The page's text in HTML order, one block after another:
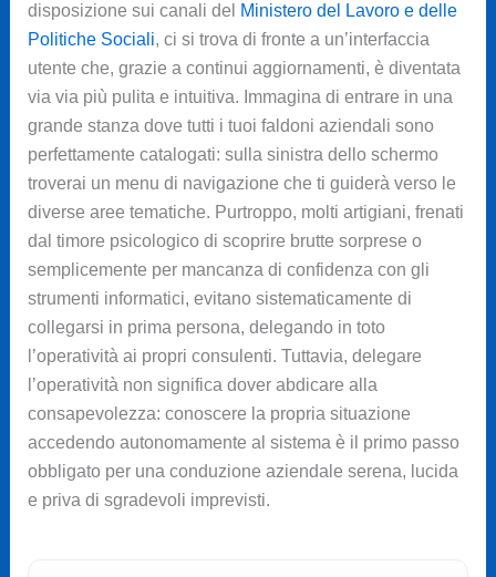
disposizione sui canali del
Ministero del Lavoro e delle
Politiche Sociali, ci si trova di fronte a un’interfaccia
utente che, grazie a continui aggiornamenti, è diventata
via via più pulita e intuitiva. Immagina di entrare in una
grande stanza dove tutti i tuoi faldoni aziendali sono
perfettamente catalogati: sulla sinistra dello schermo
troverai un menu di navigazione che ti guiderà verso le
diverse aree tematiche. Purtroppo, molti artigiani, frenati
dal timore psicologico di scoprire brutte sorprese o
semplicemente per mancanza di confidenza con gli
strumenti informatici, evitano sistematicamente di
collegarsi in prima persona, delegando in toto
l’operatività ai propri consulenti. Tuttavia, delegare
l’operatività non significa dover abdicare alla
consapevolezza: conoscere la propria situazione
accedendo autonomamente al sistema è il primo passo
obbligato per una conduzione aziendale serena, lucida
e priva di sgradevoli imprevisti.